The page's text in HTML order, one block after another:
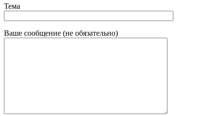
Тема
Ваше сообщение (не обязательно)